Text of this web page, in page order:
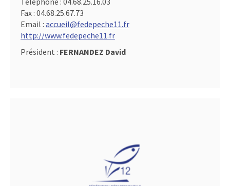
Fax : 04.68.25.67.73
Email : accueil@fedepeche11.fr
http://www.fedepeche11.fr
Président : FERNANDEZ David